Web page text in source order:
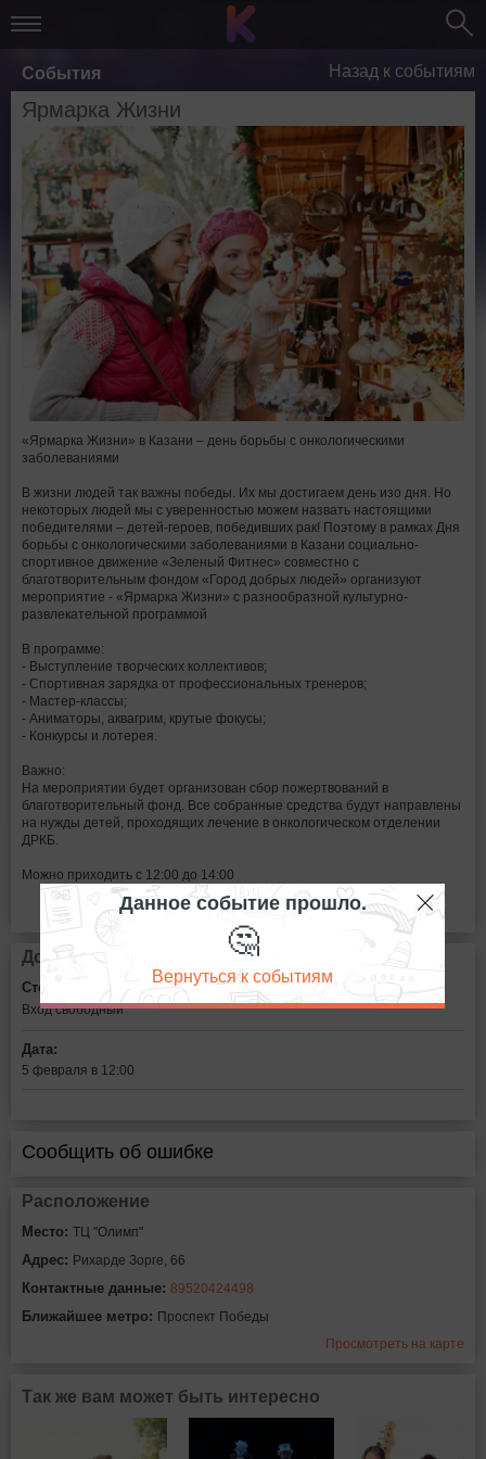
События Назад к событиям
Ярмарка Жизни
«Ярмарка Жизни» в Казани – день борьбы с онкологическими
заболеваниями
В жизни людей так важны победы. Их мы достигаем день изо дня. Но
некоторых людей мы с уверенностью можем назвать настоящими
победителями – детей-героев, победивших рак! Поэтому в рамках Дня
борьбы с онкологическими заболеваниями в Казани социально-
спортивное движение «Зеленый Фитнес» совместно с
благотворительным фондом «Город добрых людей» организуют
мероприятие - «Ярмарка Жизни» с разнообразной культурно-
развлекательной программой
В программе:
- Выступление творческих коллективов;
- Спортивная зарядка от профессиональных тренеров;
- Мастер-классы;
- Аниматоры, аквагрим, крутые фокусы;
- Конкурсы и лотерея.
Важно:
На мероприятии будет организован сбор пожертвований в
благотворительный фонд. Все собранные средства будут направлены
на нужды детей, проходящих лечение в онкологическом отделении
ДРКБ.
Можно приходить с 12:00 до 14:00
Дополнительная информация
Стоимость билетов:
Вход свободный
Дата:
5 февраля в 12:00
Сообщить об ошибке
Расположение
Место: ТЦ "Олимп"
Адрес: Рихарде Зорге, 66
Контактные данные: 89520424498
Ближайшее метро: Проспект Победы
Просмотреть на карте
Так же вам может быть интересно
Данное событие прошло.
🤔
Вернуться к событиям